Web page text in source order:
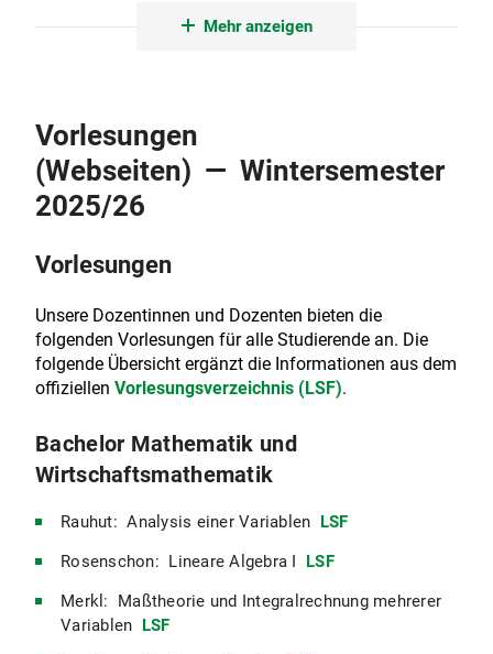
Didaktik der Mathematik
Prüfungstermine
Prüfungsangelegenheiten
Mehr anzeigen
Vorlesungen
(Webseiten) — Wintersemester
2025/26
Vorlesungen
Unsere Dozentinnen und Dozenten bieten die
folgenden Vorlesungen für alle Studierende an. Die
folgende Übersicht ergänzt die Informationen aus dem
offiziellen Vorlesungsverzeichnis (LSF).
Bachelor Mathematik und
Wirtschaftsmathematik
Rauhut: Analysis einer Variablen LSF
Rosenschon: Lineare Algebra I LSF
Merkl: Maßtheorie und Integralrechnung mehrerer
Variablen LSF